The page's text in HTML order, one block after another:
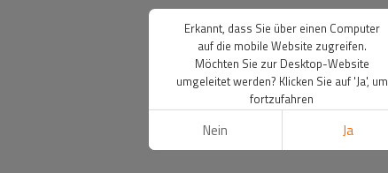
Erkannt, dass Sie über einen Computer
auf die mobile Website zugreifen.
Möchten Sie zur Desktop-Website
umgeleitet werden? Klicken Sie auf 'Ja', um
fortzufahren
Nein Ja